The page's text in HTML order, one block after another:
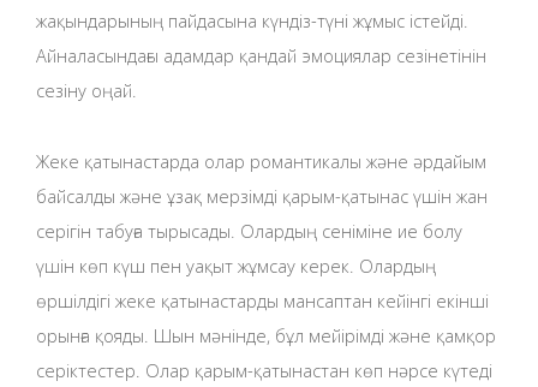
жақындарының пайдасына күндіз-түні жұмыс істейді.
Айналасындағы адамдар қандай эмоциялар сезінетінін
сезіну оңай.
Жеке қатынастарда олар романтикалы және әрдайым
байсалды және ұзақ мерзімді қарым-қатынас үшін жан
серігін табуға тырысады. Олардың сеніміне ие болу
үшін көп күш пен уақыт жұмсау керек. Олардың
өршілдігі жеке қатынастарды мансаптан кейінгі екінші
орынға қояды. Шын мәнінде, бұл мейірімді және қамқор
серіктестер. Олар қарым-қатынастан көп нәрсе күтеді